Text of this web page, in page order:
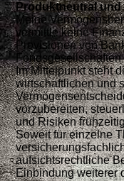
Produktneutral
Meine
vermittle keine
Provisionen von
Im Mittelpunkt steht
wirtschaftlichen und
vorzubereiten,
und Risiken
Soweit für einzelne
aufsichtsrechtliche
Einbindung weiterer